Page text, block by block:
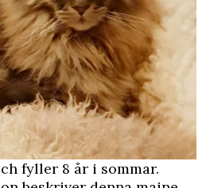
fyller 8 år i sommar.